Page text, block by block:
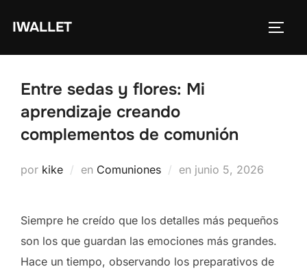
IWALLET
Entre sedas y flores: Mi
aprendizaje creando
complementos de comunión
por kike en Comuniones en Publicado
junio 5, 2026
Siempre he creído que los detalles más pequeños
son los que guardan las emociones más grandes.
Hace un tiempo, observando los preparativos de